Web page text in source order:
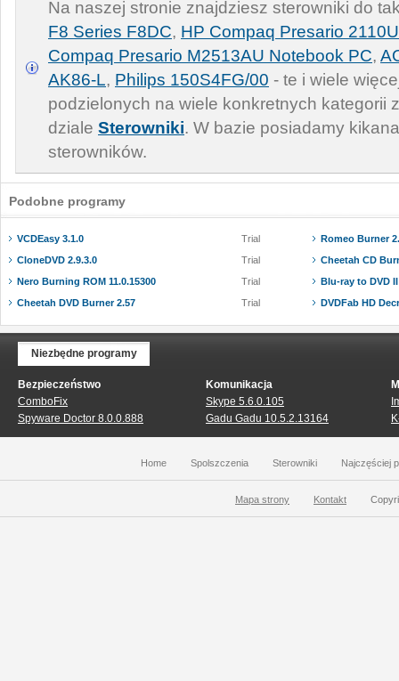
Na naszej stronie znajdziesz sterowniki do
F8 Series F8DC, HP Compaq Presario
Compaq Presario M2513AU Notebook PC,
AK86-L, Philips 150S4FG/00 - te i wiele
podzielonych na wiele konkretnych kategorii
dziale Sterowniki. W bazie posiadamy
sterowników.
Podobne programy
VCDEasy 3.1.0
Trial
CloneDVD 2.9.3.0
Trial
Nero Burning ROM 11.0.15300
Trial
Cheetah DVD Burner 2.57
Trial
Romeo Burner
Cheetah CD
Blu-ray to DVD
DVDFab HD
Niezbędne programy
Bezpieczeństwo
ComboFix
Spyware Doctor 8.0.0.888
Komunikacja
Skype 5.6.0.105
Gadu Gadu 10.5.2.13164
Home Spolszczenia Sterowniki Najczęściej
Mapa strony Kontakt